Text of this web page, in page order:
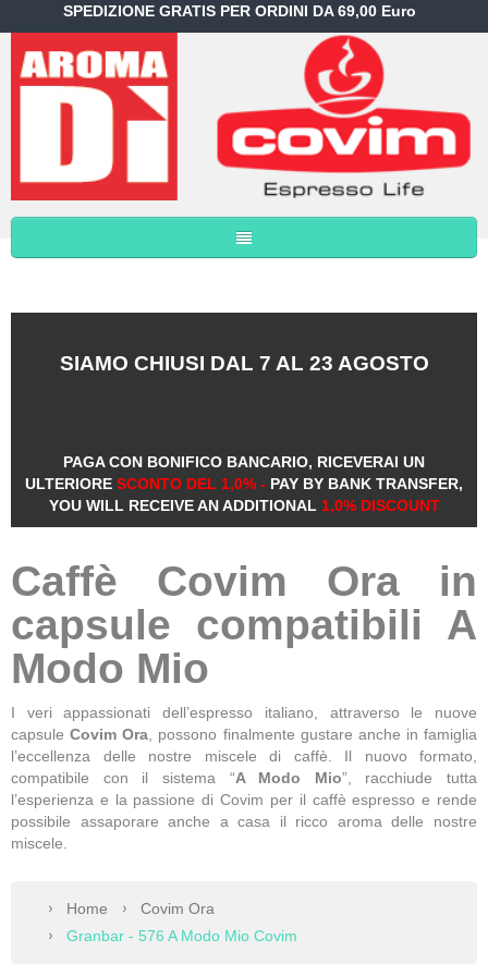
SPEDIZIONE GRATIS PER ORDINI DA 69,00 Euro
SIAMO CHIUSI DAL 7 AL 23 AGOSTO
PAGA CON BONIFICO BANCARIO, RICEVERAI UN
ULTERIORE SCONTO DEL 1,0% - PAY BY BANK TRANSFER,
YOU WILL RECEIVE AN ADDITIONAL 1,0% DISCOUNT
Caffè Covim Ora in
capsule compatibili A
Modo Mio
I veri appassionati dell’espresso italiano, attraverso le nuove
capsuleCovim Ora , possono finalmente gustare anche in famiglia
l’eccellenza delle nostre miscele di caffè. Il nuovo formato,
compatibile con il sistema “A Modo Mio”, racchiude tutta
l’esperienza e la passione di Covim per il caffè espresso e rende
possibile assaporare anche a casa il ricco aroma delle nostre
miscele.
Home
Covim Ora
Granbar - 576 A Modo Mio Covim